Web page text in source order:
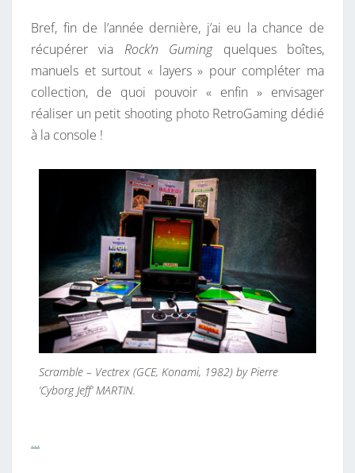
Bref, fin de l’année dernière, j’ai eu la chance de
récupérer via Rock’n Gumingquelques boîtes,
manuels et surtout « layers » pour compléter ma
collection, de quoi pouvoir « enfin » envisager
réaliser un petit shooting photo RetroGaming dédié
à la console !
Scramble – Vectrex (GCE, Konami, 1982) by Pierre
‘Cyborg Jeff’ MARTIN.
…